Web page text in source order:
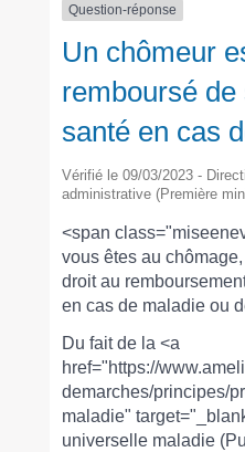
Question-réponse
Un chômeur
remboursé
santé en cas
Vérifié le 09/03/2023 -
administrative (Première
<span
vous êtes au
droit au
en cas de maladie ou
Du fait de la <a
href="https://
demarches/principes/
maladie"
universelle maladie